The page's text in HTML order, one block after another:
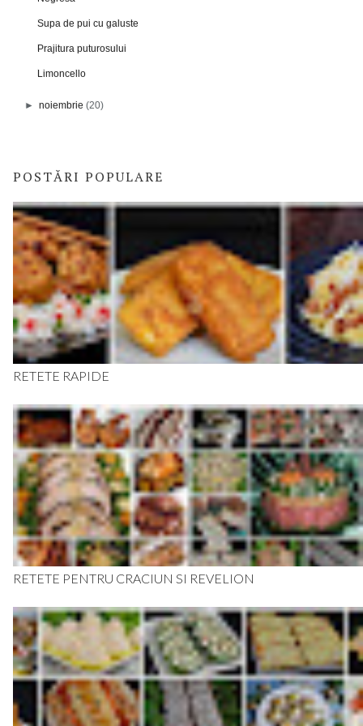
Supa de pui cu galuste
Prajitura puturosului
Limoncello
►noiembrie(20)
POSTĂRI POPULARE
RETETE RAPIDE
RETETE PENTRU CRACIUN SI REVELION